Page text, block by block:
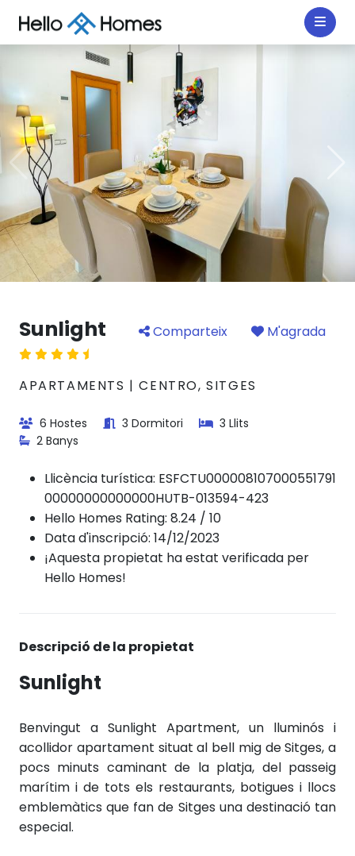
Sunlight Comparteix M'agrada
APARTAMENTS | CENTRO, SITGES
6 Hostes 3 Dormitori
3 Llits
2 Banys
Llicència turística: ESFCTU000008107000551791
00000000000000HUTB-013594-423
Hello Homes Rating: 8.24 / 10
Data d'inscripció: 14/12/2023
¡Aquesta propietat ha estat verificada per
Hello Homes!
Descripció de la propietat
Sunlight
Benvingut a Sunlight Apartment, un lluminós i
acollidor apartament situat al bell mig de Sitges, a
pocs minuts caminant de la platja, del passeig
marítim i de tots els restaurants, botigues i llocs
emblemàtics que fan de Sitges una destinació tan
especial.